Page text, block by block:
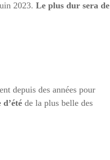
2023. Le plus dur sera de
depuis des années pour
de la plus belle des